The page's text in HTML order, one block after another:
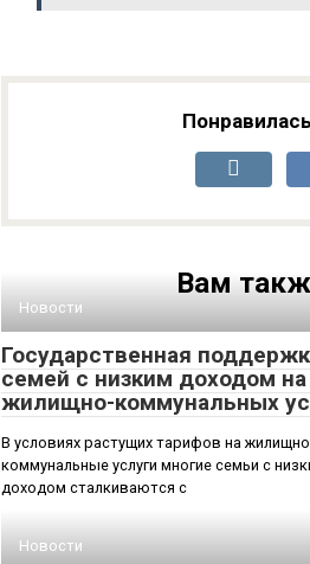
Вам
Новости
Государственная
семей с низким доходом
жилищно-коммунальных
В условиях растущих тарифов на
коммунальные услуги многие семьи с
доходом сталкиваются с
Новости